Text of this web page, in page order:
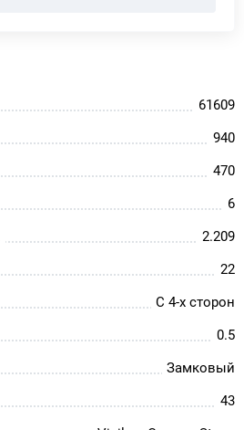
61609
940
470
6
2.209
22
С 4-х сторон
0.5
Замковый
43